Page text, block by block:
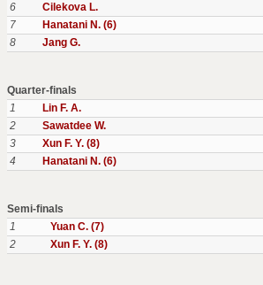
6
Cilekova L.
7
Hanatani N. (6)
8
Jang G.
Quarter-finals
1
Lin F. A.
2
Sawatdee W.
3
Xun F. Y. (8)
4
Hanatani N. (6)
Semi-finals
1
Yuan C. (7)
2
Xun F. Y. (8)